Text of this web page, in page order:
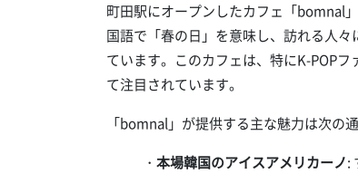
町田駅にオープンしたカフェ「bomnal
国語で「春の日」を意味し、訪れる人
ています。このカフェは、特にK-POP
て注目されています。
「bomnal」が提供する主な魅力は次の通
・ 本場韓国のアイスアメリカーノ: